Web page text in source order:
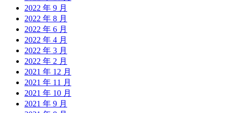
2022 年 9 月
2022 年 8 月
2022 年 6 月
2022 年 4 月
2022 年 3 月
2022 年 2 月
2021 年 12 月
2021 年 11 月
2021 年 10 月
2021 年 9 月